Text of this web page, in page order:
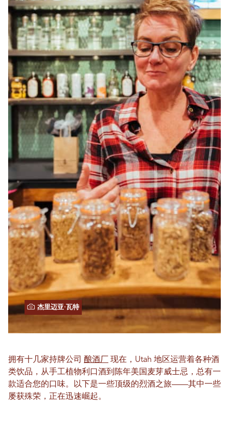
杰里迈亚·瓦特
拥有十几家持牌公司 酿酒厂
现在，Utah 地区运营着各种酒
类饮品，从手工植物利口酒到陈年美国麦芽威士忌，总有一
款适合您的口味。以下是一些顶级的烈酒之旅——其中一些
屡获殊荣，正在迅速崛起。